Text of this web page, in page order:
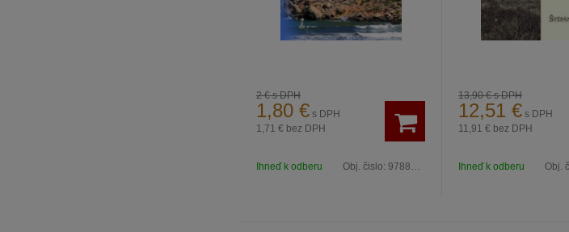
2 €s DPH
1,80 € s DPH
1,71 € bez DPH
Ihneď k odberu Obj. čislo: 9788081912955
13,90 €s DPH
12,51 € s DPH
11,91 € bez DPH
Ihneď k odberu Obj.